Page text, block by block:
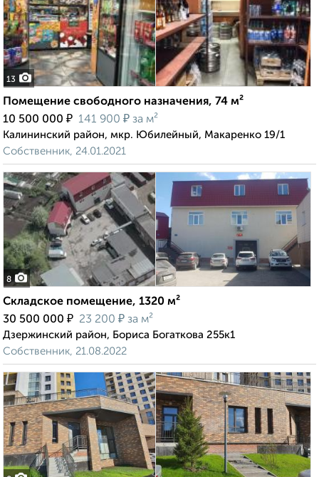
13
Помещение свободного назначения, 74 м²
10 500 000 ₽ 141 900 ₽ за м²
Калининский район, мкр. Юбилейный, Макаренко 19/1
Собственник, 24.01.2021
8
Складское помещение, 1320 м²
30 500 000 ₽ 23 200 ₽ за м²
Дзержинский район, Бориса Богаткова 255к1
Собственник, 21.08.2022